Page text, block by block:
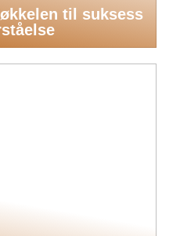
til suksess